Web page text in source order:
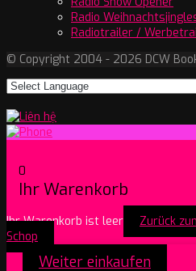
Radio
Radiotrailer /
© Copyright 2004 - 2026 DCW
0
Ihr Warenkorb
Ihr Warenkorb ist leer
Zurück
Schop
Weiter einkaufen